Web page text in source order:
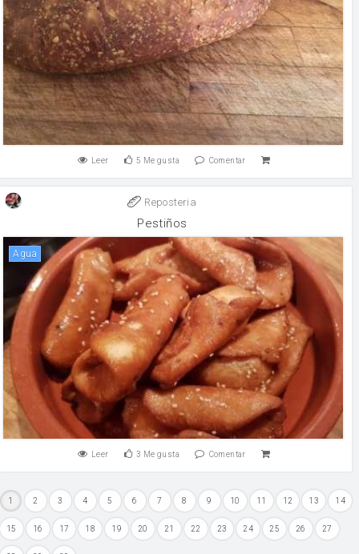
Leer 5 Me gusta Comentar
Reposteria
Pestiños
agua
Leer 3 Me gusta Comentar
1 2 3 4 5 6 7 8 9 10 11 12 13 14
15 16 17 18 19 20 21 22 23 24 25 26 27